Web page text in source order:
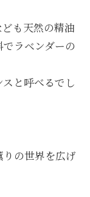
も天然の精油
ラベンダーの
と呼べるでし
の世界を広げ